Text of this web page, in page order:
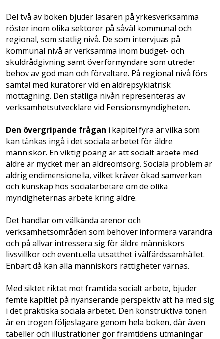
Del två av boken bjuder läsaren på yrkes­verksamma
röster inom olika sektorer på såväl kommunal och
regional, som statlig nivå. De som intervjuas på
kommunal nivå är verksamma inom budget- och
skuldrådgivning samt överförmyndare som utreder
behov av god man och förvaltare. På regional nivå förs
samtal med kuratorer vid en äldrepsykiatrisk
mottagning. Den statliga nivån representeras av
verksamhetsutvecklare vid Pensionsmyndigheten.
Den övergripande frågan i kapitel fyra är vilka som
kan tänkas ingå i det sociala arbetet för äldre
människor. En viktig poäng är att socialt arbete med
äldre är mycket mer än äldre­omsorg. Sociala problem är
aldrig endimensionella, vilket kräver ökad samverkan
och kunskap ­hos socialarbetare om de olika
myndigheternas arbete kring äldre.
Det handlar om välkända arenor och
verksamhetsområden som behöver informera varandra
och på allvar intressera sig för äldre människors
livsvillkor och eventuella utsatthet i välfärdssamhället.
Enbart då kan alla människors rättigheter värnas.
Med siktet riktat mot framtida socialt arbete, bjuder
femte kapitlet på nyanserande perspektiv att ha med sig
i det praktiska sociala arbetet. Den konstruktiva tonen
är en trogen följeslagare genom hela boken, där även
tabeller och illustrationer gör framtidens utmaningar